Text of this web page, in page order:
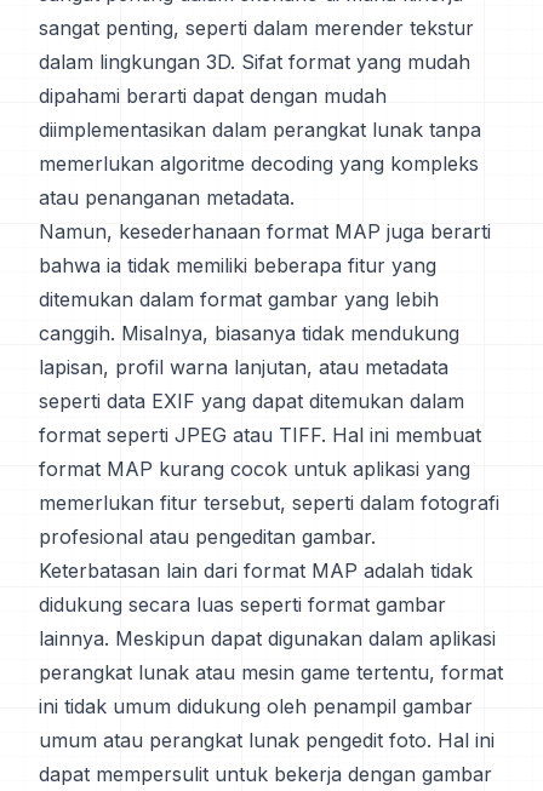
sangat penting, seperti dalam merender tekstur
dalam lingkungan 3D. Sifat format yang mudah
dipahami berarti dapat dengan mudah
diimplementasikan dalam perangkat lunak tanpa
memerlukan algoritme decoding yang kompleks
atau penanganan metadata.
Namun, kesederhanaan format MAP juga berarti
bahwa ia tidak memiliki beberapa fitur yang
ditemukan dalam format gambar yang lebih
canggih. Misalnya, biasanya tidak mendukung
lapisan, profil warna lanjutan, atau metadata
seperti data EXIF yang dapat ditemukan dalam
format seperti JPEG atau TIFF. Hal ini membuat
format MAP kurang cocok untuk aplikasi yang
memerlukan fitur tersebut, seperti dalam fotografi
profesional atau pengeditan gambar.
Keterbatasan lain dari format MAP adalah tidak
didukung secara luas seperti format gambar
lainnya. Meskipun dapat digunakan dalam aplikasi
perangkat lunak atau mesin game tertentu, format
ini tidak umum didukung oleh penampil gambar
umum atau perangkat lunak pengedit foto. Hal ini
dapat mempersulit untuk bekerja dengan gambar